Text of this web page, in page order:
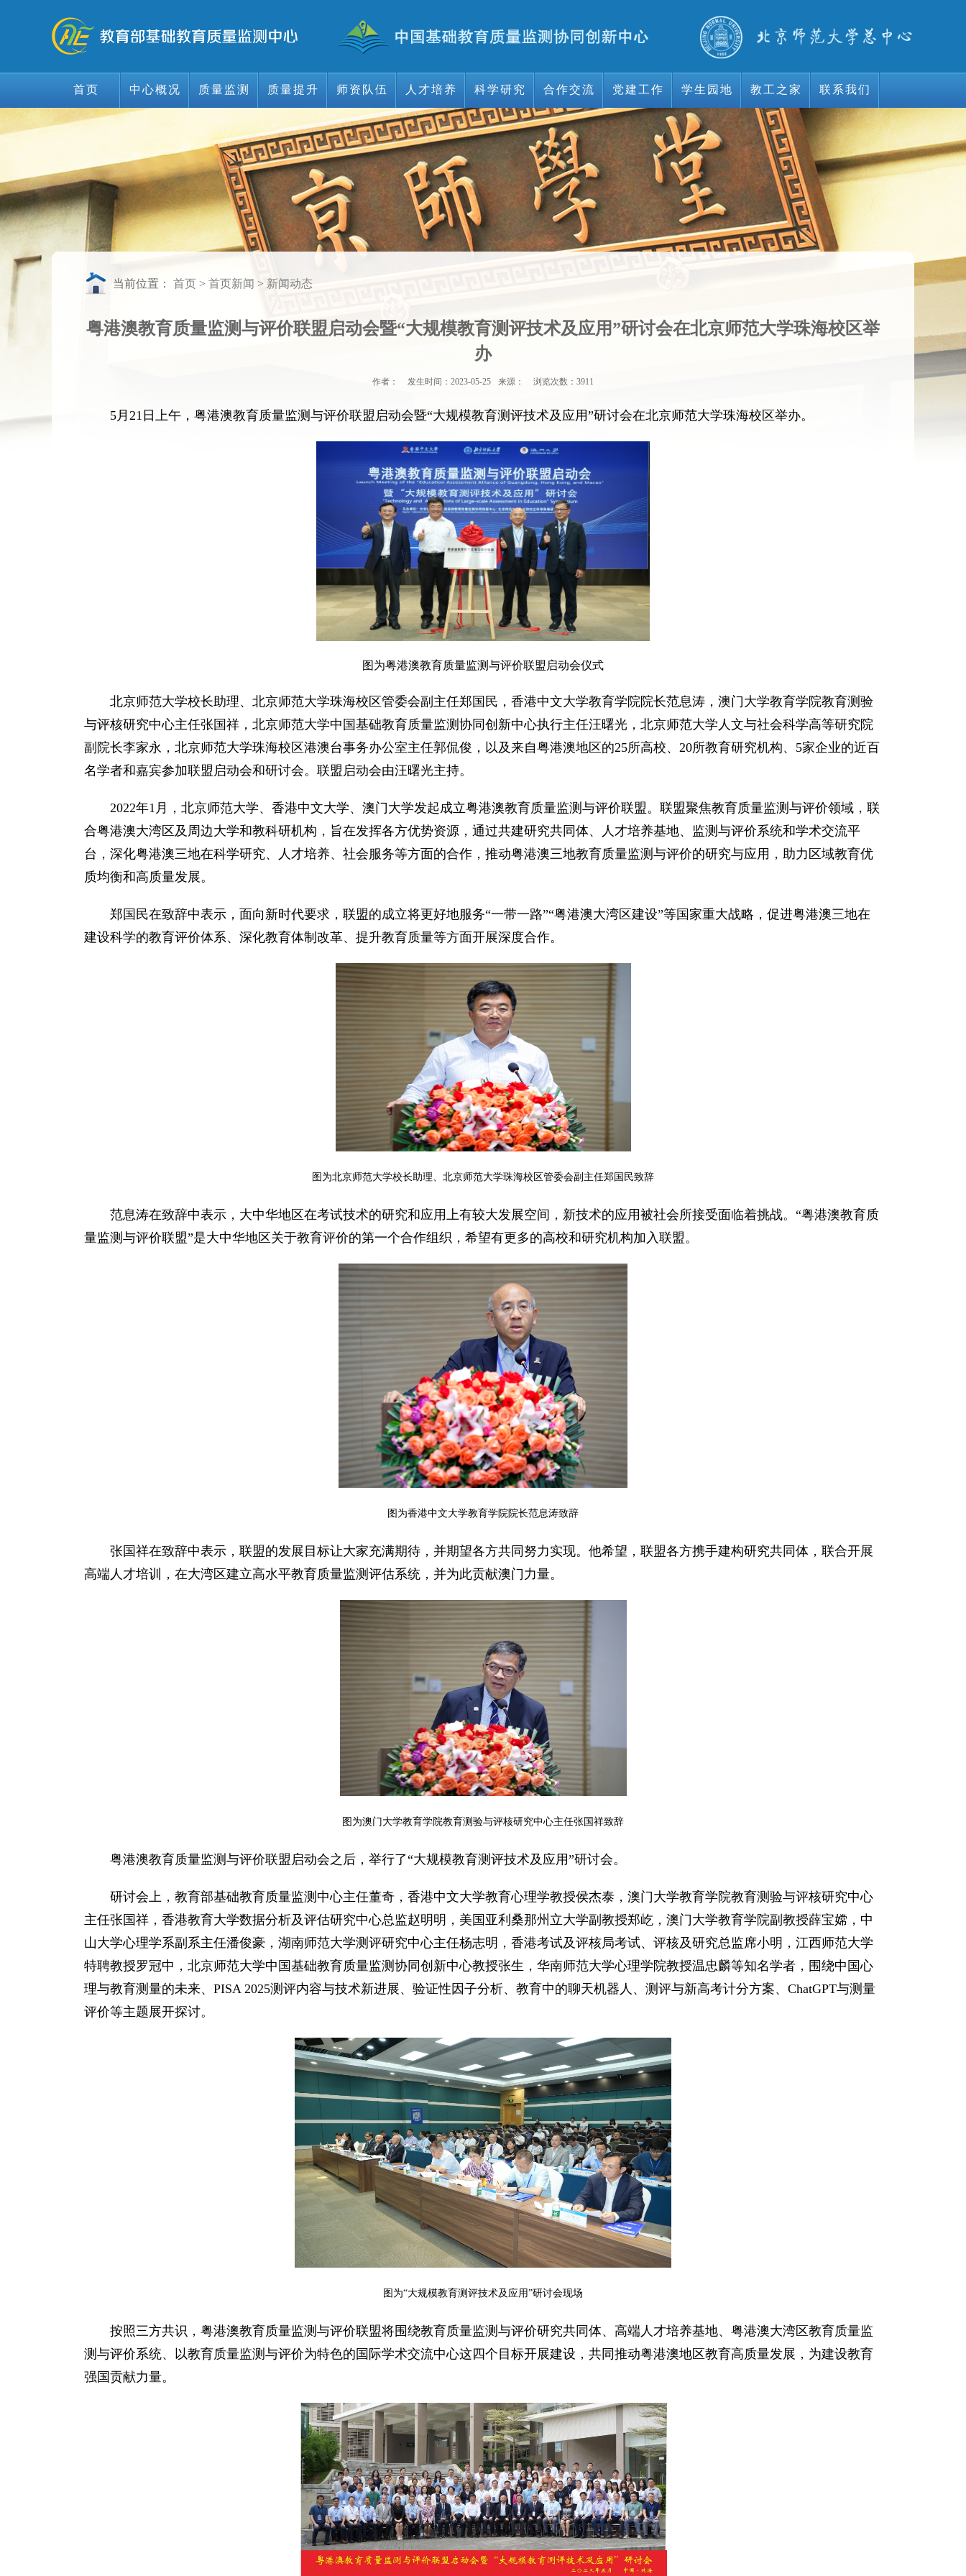
首页
首页
中心概况 质量监测 质量提升 师资队伍
师资队伍
人才培养 科学研究 合作交流 党建工作 学生园地
学生园地
教工之家 联系我们
当前位置： 首页 > 首页新闻 > 新闻动态
粤港澳教育质量监测与评价联盟启动会暨“大规模教育测评技术及应用”研讨会在北京师范大学珠海校区举
办
作者： 发生时间： 2023-05-25 来源： 浏览次数： 3911
5月21日上午，粤港澳教育质量监测与评价联盟启动会暨“大规模教育测评技术及应用”研讨会在北京师范大学珠海校区举办。
图为粤港澳教育质量监测与评价联盟启动会仪式
北京师范大学校长助理、北京师范大学珠海校区管委会副主任郑国民，香港中文大学教育学院院长范息涛，澳门大学教育学院教育测验
与评核研究中心主任张国祥，北京师范大学中国基础教育质量监测协同创新中心执行主任汪曙光，北京师范大学人文与社会科学高等研究院
副院长李家永，北京师范大学珠海校区港澳台事务办公室主任郭侃俊，以及来自粤港澳地区的25所高校、20所教育研究机构、5家企业的近百
名学者和嘉宾参加联盟启动会和研讨会。联盟启动会由汪曙光主持。
2022年1月，北京师范大学、香港中文大学、澳门大学发起成立粤港澳教育质量监测与评价联盟。联盟聚焦教育质量监测与评价领域，联
合粤港澳大湾区及周边大学和教科研机构，旨在发挥各方优势资源，通过共建研究共同体、人才培养基地、监测与评价系统和学术交流平
台，深化粤港澳三地在科学研究、人才培养、社会服务等方面的合作，推动粤港澳三地教育质量监测与评价的研究与应用，助力区域教育优
质均衡和高质量发展。
郑国民在致辞中表示，面向新时代要求，联盟的成立将更好地服务“一带一路”“粤港澳大湾区建设”等国家重大战略，促进粤港澳三地在
建设科学的教育评价体系、深化教育体制改革、提升教育质量等方面开展深度合作。
图为北京师范大学校长助理、北京师范大学珠海校区管委会副主任郑国民致辞
范息涛在致辞中表示，大中华地区在考试技术的研究和应用上有较大发展空间，新技术的应用被社会所接受面临着挑战。“粤港澳教育质
量监测与评价联盟”是大中华地区关于教育评价的第一个合作组织，希望有更多的高校和研究机构加入联盟。
图为香港中文大学教育学院院长范息涛致辞
张国祥在致辞中表示，联盟的发展目标让大家充满期待，并期望各方共同努力实现。他希望，联盟各方携手建构研究共同体，联合开展
高端人才培训，在大湾区建立高水平教育质量监测评估系统，并为此贡献澳门力量。
图为澳门大学教育学院教育测验与评核研究中心主任张国祥致辞
粤港澳教育质量监测与评价联盟启动会之后，举行了“大规模教育测评技术及应用”研讨会。
研讨会上，教育部基础教育质量监测中心主任董奇，香港中文大学教育心理学教授侯杰泰，澳门大学教育学院教育测验与评核研究中心
主任张国祥，香港教育大学数据分析及评估研究中心总监赵明明，美国亚利桑那州立大学副教授郑屹，澳门大学教育学院副教授薛宝嫦，中
山大学心理学系副系主任潘俊豪，湖南师范大学测评研究中心主任杨志明，香港考试及评核局考试、评核及研究总监席小明，江西师范大学
特聘教授罗冠中，北京师范大学中国基础教育质量监测协同创新中心教授张生，华南师范大学心理学院教授温忠麟等知名学者，围绕中国心
理与教育测量的未来、PISA 2025测评内容与技术新进展、验证性因子分析、教育中的聊天机器人、测评与新高考计分方案、ChatGPT与测量
评价等主题展开探讨。
图为“大规模教育测评技术及应用”研讨会现场
按照三方共识，粤港澳教育质量监测与评价联盟将围绕教育质量监测与评价研究共同体、高端人才培养基地、粤港澳大湾区教育质量监
测与评价系统、以教育质量监测与评价为特色的国际学术交流中心这四个目标开展建设，共同推动粤港澳地区教育高质量发展，为建设教育
强国贡献力量。